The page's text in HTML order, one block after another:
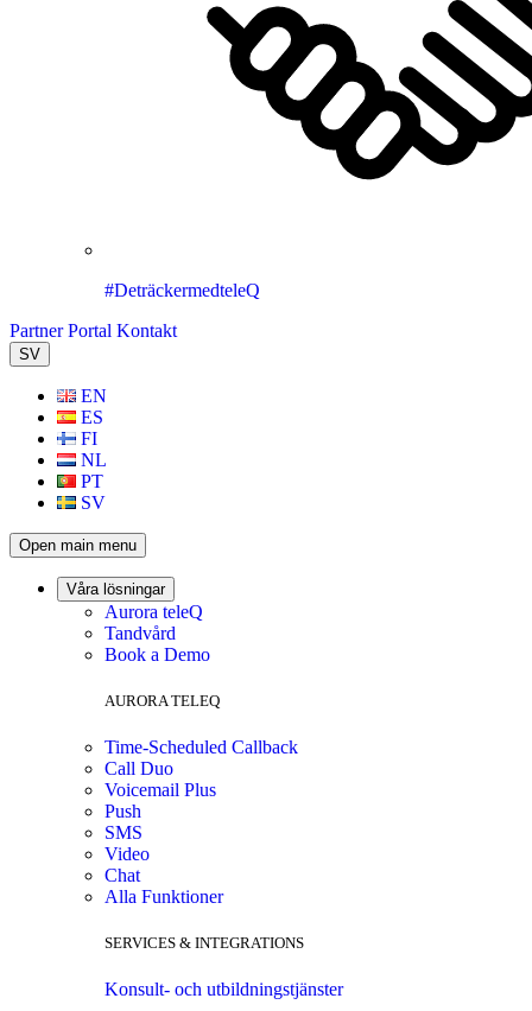
#DeträckermedteleQ
Partner Portal Kontakt
SV
EN
ES
FI
NL
PT
SV
Open main menu
Våra lösningar
Aurora teleQ
Tandvård
Book a Demo
AURORA TELEQ
Time-Scheduled Callback
Call Duo
Voicemail Plus
Push
SMS
Video
Chat
Alla Funktioner
SERVICES & INTEGRATIONS
Konsult- och utbildningstjänster